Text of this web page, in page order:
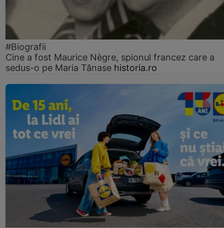
#Biografii
Cine a fost Maurice Nègre, spionul francez care a
sedus-o pe Maria Tănase historia.ro